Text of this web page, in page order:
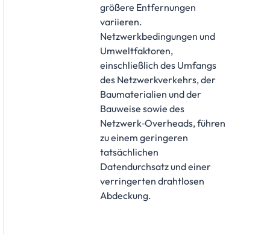
größere Entfernungen
variieren.
Netzwerkbedingungen und
Umweltfaktoren,
einschließlich des Umfangs
des Netzwerkverkehrs, der
Baumaterialien und der
Bauweise sowie des
Netzwerk‑Overheads, führen
zu einem geringeren
tatsächlichen
Datendurchsatz und einer
verringerten drahtlosen
Abdeckung.